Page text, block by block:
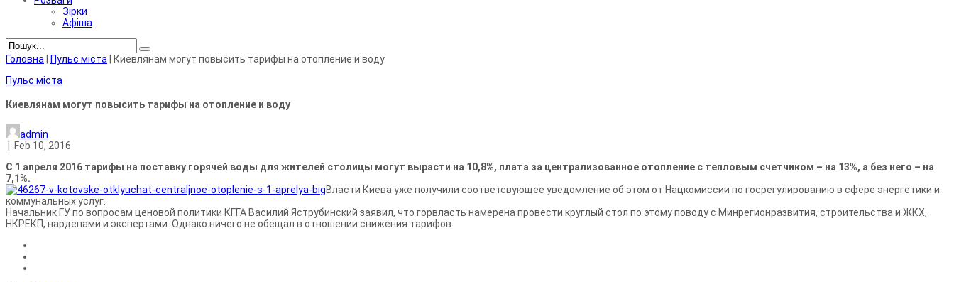
Зірки
Афіша
Головна Пульс міста
Киевлянам могут повысить тарифы на отопление и воду
Пульс міста
Киевлянам могут повысить тарифы на отопление и воду
admin
Feb 10, 2016
С 1 апреля 2016 тарифы на поставку горячей воды для жителей столицы могут вырасти на 10,8%, плата за централизованное отопление с тепловым счетчиком – на 13%, а без него – на
7,1%.
Власти Киева уже получили соответсвующее уведомление об этом от Нацкомиссии по госрегулированию в сфере энергетики и
коммунальных услуг.
Начальник ГУ по вопросам ценовой политики КГГА Василий Яструбинский заявил, что горвласть намерена провести круглый стол по этому поводу с Минрегионразвития, строительства и ЖКХ,
НКРЕКП, нардепами и экспертами. Однако ничего не обещал в отношении снижения тарифов.